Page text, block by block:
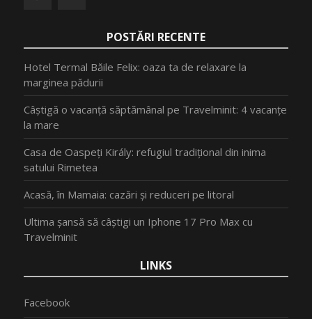
POSTĂRI RECENTE
Hotel Termal Băile Felix: oaza ta de relaxare la
marginea pădurii
Câștigă o vacanță săptămânal pe Travelminit: 4 vacanțe
la mare
Casa de Oaspeți Király: refugiul tradițional din inima
satului Rimetea
Acasă, în Mamaia: cazări și reduceri pe litoral
Ultima șansă să câștigi un Iphone 17 Pro Max cu
Travelminit
LINKS
Facebook